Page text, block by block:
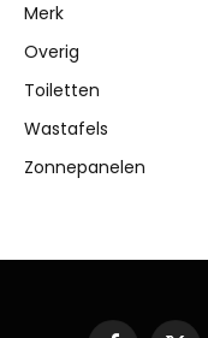
Merk
Overig
Toiletten
Wastafels
Zonnepanelen